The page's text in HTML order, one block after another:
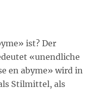
ist? Der
«unendliche
en abyme» wird in
Stilmittel, als